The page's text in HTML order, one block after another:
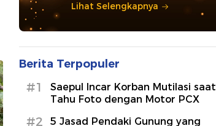
Lihat Selengkapnya
Berita Terpopuler
#1
Saepul Incar Korban Mutilasi saat
Tahu Foto dengan Motor PCX
#2
5 Jasad Pendaki Gunung yang